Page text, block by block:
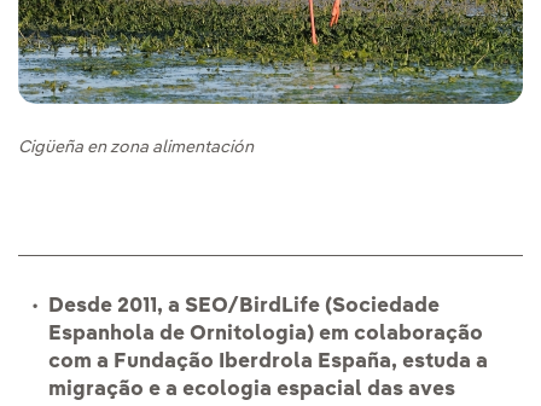
Cigüeña en zona alimentación
Desde 2011, a SEO/BirdLife (Sociedade
Espanhola de Ornitologia) em colaboração
com a Fundação Iberdrola España, estuda a
migração e a ecologia espacial das aves